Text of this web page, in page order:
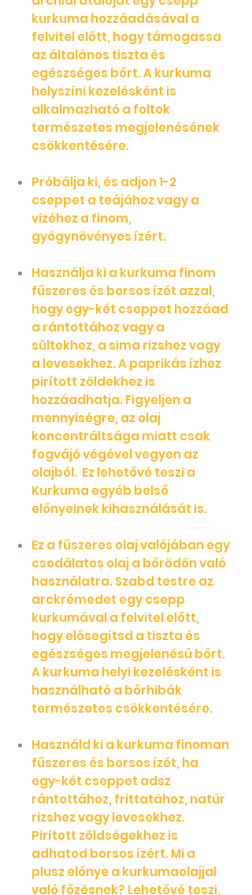
kurkuma hozzáadásával a
felvitel előtt, hogy támogassa
az általános tiszta és
egészséges bőrt. A kurkuma
helyszíni kezelésként is
alkalmazható a foltok
természetes megjelenésének
csökkentésére.
Próbálja ki, és adjon 1-2
cseppet a teájához vagy a
vizéhez a finom,
gyógynövényes ízért.
Használja ki a kurkuma finom
fűszeres és borsos ízét azzal,
hogy egy-két cseppet hozzáad
a rántottához vagy a
sültekhez, a sima rizshez vagy
a levesekhez. A paprikás ízhez
pirított zöldekhez is
hozzáadhatja. Figyeljen a
mennyiségre, az olaj
koncentráltsága miatt csak
fogvájó végével vegyen az
olajból. Ez lehetővé teszi a
Kurkuma egyéb belső
előnyeinek kihasználását is.
Ez a fűszeres olaj valójában egy
csodálatos olaj a bőrödön való
használatra. Szabd testre az
arckrémedet egy csepp
kurkumával a felvitel előtt,
hogy elősegítsd a tiszta és
egészséges megjelenésű bőrt.
A kurkuma helyi kezelésként is
használható a bőrhibák
természetes csökkentésére.
Használd ki a kurkuma finoman
fűszeres és borsos ízét, ha
egy-két cseppet adsz
rántottához, frittatához, natúr
rizshez vagy levesekhez.
Pirított zöldségekhez is
adhatod borsos ízért. Mi a
plusz előnye a kurkumaolajjal
való főzésnek? Lehetővé teszi,